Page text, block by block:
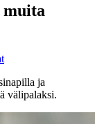
ja
välipalaksi.